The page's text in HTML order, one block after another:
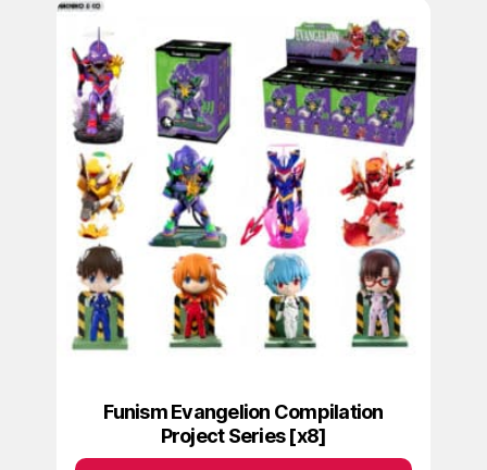
Funism Evangelion Compilation
Project Series [x8]